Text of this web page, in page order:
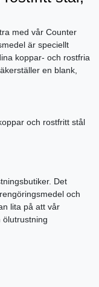
med vår Counter
är speciellt
koppar- och rostfria
en blank,
och rostfritt stål
Det
och
lita på att vår
ölutrustning